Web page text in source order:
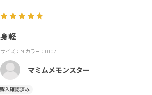
身軽
サイズ：M カラー：0107
マミムメモンスター
購入確認済み